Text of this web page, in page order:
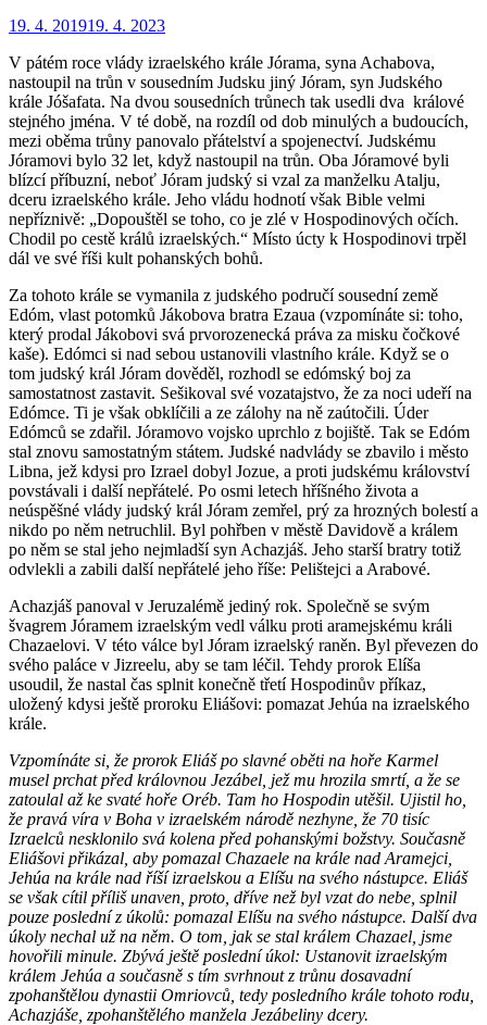
Autor Redakce
Zveřejněno
19. 4. 201919. 4. 2023
V pátém roce vlády izraelského krále Jórama, syna Achabova,
nastoupil na trůn v sousedním Judsku jiný Jóram, syn Judského
krále Jóšafata. Na dvou sousedních trůnech tak usedli dva králové
stejného jména. V té době, na rozdíl od dob minulých a budoucích,
mezi oběma trůny panovalo přátelství a spojenectví. Judskému
Jóramovi bylo 32 let, když nastoupil na trůn. Oba Jóramové byli
blízcí příbuzní, neboť Jóram judský si vzal za manželku Atalju,
dceru izraelského krále. Jeho vládu hodnotí však Bible velmi
nepříznivě: „Dopouštěl se toho, co je zlé v Hospodinových očích.
Chodil po cestě králů izraelských.“ Místo úcty k Hospodinovi trpěl
dál ve své říši kult pohanských bohů.
Za tohoto krále se vymanila z judského područí sousední země
Edóm, vlast potomků Jákobova bratra Ezaua (vzpomínáte si: toho,
který prodal Jákobovi svá prvorozenecká práva za misku čočkové
kaše). Edómci si nad sebou ustanovili vlastního krále. Když se o
tom judský král Jóram dověděl, rozhodl se edómský boj za
samostatnost zastavit. Sešikoval své vozatajstvo, že za noci udeří na
Edómce. Ti je však obklíčili a ze zálohy na ně zaútočili. Úder
Edómců se zdařil. Jóramovo vojsko uprchlo z bojiště. Tak se Edóm
stal znovu samostatným státem. Judské nadvlády se zbavilo i město
Libna, jež kdysi pro Izrael dobyl Jozue, a proti judskému království
povstávali i další nepřátelé. Po osmi letech hříšného života a
neúspěšné vlády judský král Jóram zemřel, prý za hrozných bolestí a
nikdo po něm netruchlil. Byl pohřben v městě Davidově a králem
po něm se stal jeho nejmladší syn Achazjáš. Jeho starší bratry totiž
odvlekli a zabili další nepřátelé jeho říše: Pelištejci a Arabové.
Achazjáš panoval v Jeruzalémě jediný rok. Společně se svým
švagrem Jóramem izraelským vedl válku proti aramejskému králi
Chazaelovi. V této válce byl Jóram izraelský raněn. Byl převezen do
svého paláce v Jizreelu, aby se tam léčil. Tehdy prorok Elíša
usoudil, že nastal čas splnit konečně třetí Hospodinův příkaz,
uložený kdysi ještě proroku Eliášovi: pomazat Jehúa na izraelského
krále.
Vzpomínáte si, že prorok Eliáš po slavné oběti na hoře Karmel
musel prchat před královnou Jezábel, jež mu hrozila smrtí, a že se
zatoulal až ke svaté hoře Oréb. Tam ho Hospodin utěšil. Ujistil ho,
že pravá víra v Boha v izraelském národě nezhyne, že 70 tisíc
Izraelců nesklonilo svá kolena před pohanskými božstvy. Současně
Eliášovi přikázal, aby pomazal Chazaele na krále nad Aramejci,
Jehúa na krále nad říší izraelskou a Elíšu na svého nástupce. Eliáš
se však cítil příliš unaven, proto, dříve než byl vzat do nebe, splnil
pouze poslední z úkolů: pomazal Elíšu na svého nástupce. Další dva
úkoly nechal už na něm. O tom, jak se stal králem Chazael, jsme
hovořili minule. Zbývá ještě poslední úkol: Ustanovit izraelským
králem Jehúa a současně s tím svrhnout z trůnu dosavadní
zpohanštělou dynastii Omriovců, tedy posledního krále tohoto rodu,
Achazjáše, zpohanštělého manžela Jezábeliny dcery.